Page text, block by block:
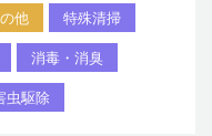
他 特殊清掃
消毒・消臭
虫駆除